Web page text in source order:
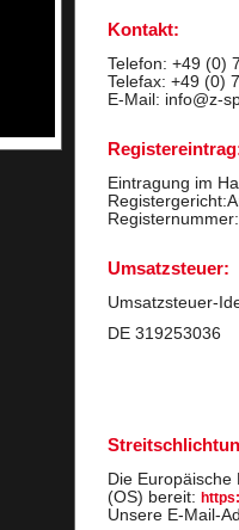
Kontakt:
Telefon: +49 (0)
Telefax: +49 (0)
E-Mail: info@z-
Eintragung im
Umsatzsteuer:
Umsatzsteuer-
DE 319253036
Die
(OS) bereit:
Unsere E-Mail-